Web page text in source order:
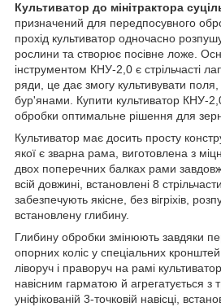
Культиватор до мінітрактора
призначений для передпосувного
прохід культиватор одночасно
рослини та створює посівне ложе.
інструментом КНУ-2,0 є стрільчасті
ряди, це дає змогу культивувати поля,
бур'янами. Купити культиватор КНУ-
обробки оптимальне рішення для
Культиватор має досить просту
якої є зварна рама, виготовлена з
двох поперечних балках рами
всій довжині, встановлені 8
забезпечують якісне, без вігріхів,
встановлену глибину.
Глибину обробки змінюють завдяки
опорних коліс у спеціальних
ліворуч і праворуч на рамі
навісним гарматою й агрегатується з
уніфікованій 3-точковій навісці,